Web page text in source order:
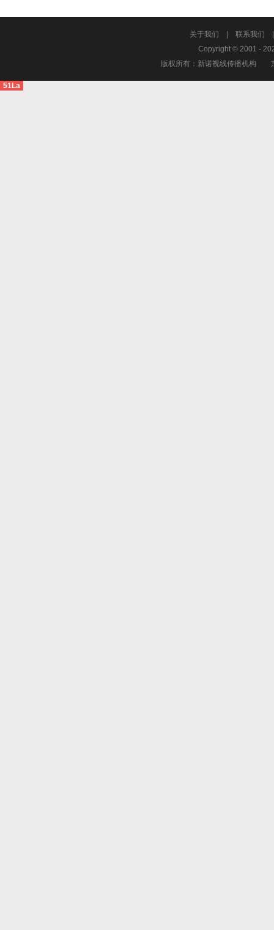
关于我们 | 联系我们
Copyright © 2001 -
版权所有：新诺视线传播机构
51La